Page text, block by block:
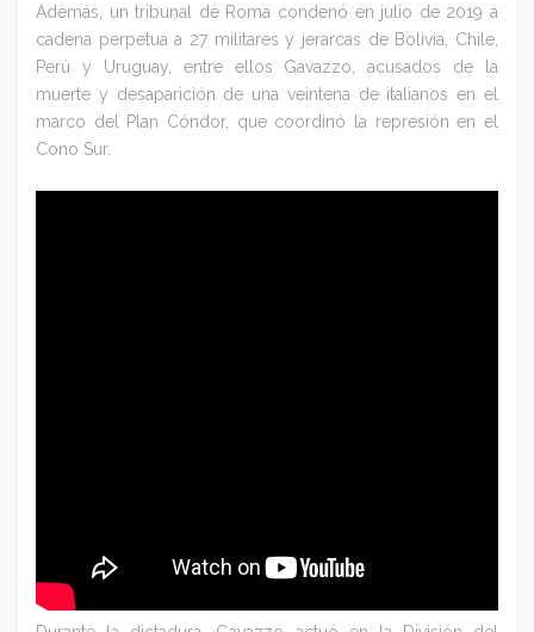
Además, un tribunal de Roma condenó en julio de 2019 a
cadena perpetua a 27 militares y jerarcas de Bolivia, Chile,
Perú y Uruguay, entre ellos Gavazzo, acusados de la
muerte y desaparición de una veintena de italianos en el
marco del Plan Cóndor, que coordinó la represión en el
Cono Sur.